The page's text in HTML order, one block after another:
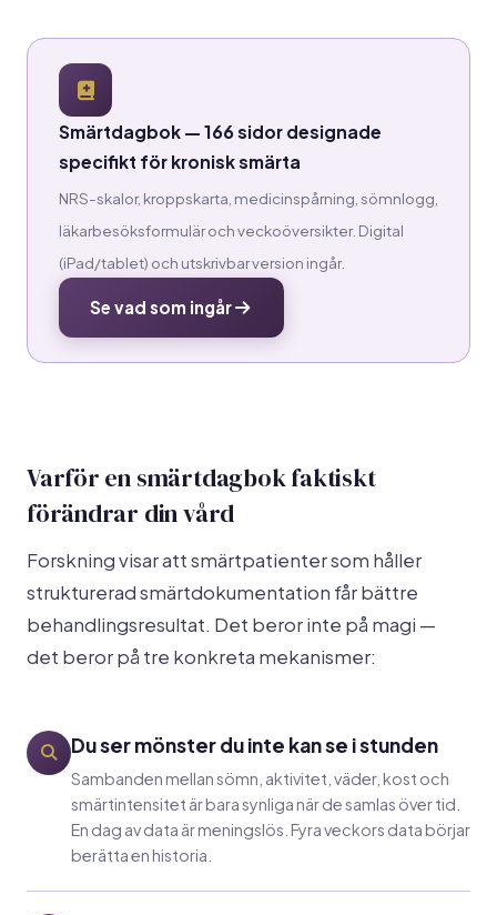
Smärtdagbok — 166 sidor designade
specifikt för kronisk smärta
NRS-skalor, kroppskarta, medicinspårning, sömnlogg,
läkarbesöksformulär och veckoöversikter. Digital
(iPad/tablet) och utskrivbar version ingår.
Se vad som ingår
Varför en smärtdagbok faktiskt
förändrar din vård
Forskning visar att smärtpatienter som håller
strukturerad smärtdokumentation får bättre
behandlingsresultat. Det beror inte på magi —
det beror på tre konkreta mekanismer:
Du ser mönster du inte kan se i stunden
Sambanden mellan sömn, aktivitet, väder, kost och
smärtintensitet är bara synliga när de samlas över tid.
En dag av data är meningslös. Fyra veckors data börjar
berätta en historia.